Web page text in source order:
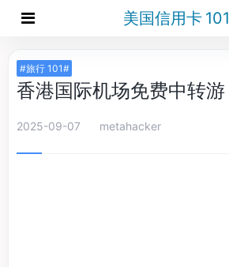
美国信用卡 101
#旅行 101#
香港国际机场免费中转游
2025-09-07 metahacker